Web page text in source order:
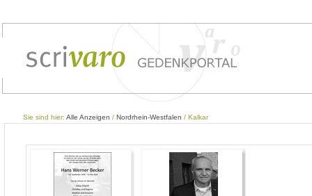
Sie sind hier: Alle Anzeigen / Nordrhein-Westfalen / Kalkar